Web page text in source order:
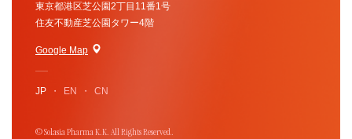
東京都港区芝公園2丁目11番1号
住友不動産芝公園タワー4階
Google Map
JP EN CN
© Solasia Pharma K.K. All Rights Reserved.